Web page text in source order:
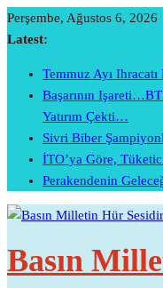
Skip
To
Perşembe, Ağustos 6, 2026
Latest:
Temmuz Ayı
Başarının
Yatırım Çekti…
Sivri Biber
İTO’ya Göre,
Perakendenin
Basın